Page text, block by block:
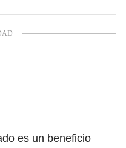
es un beneficio